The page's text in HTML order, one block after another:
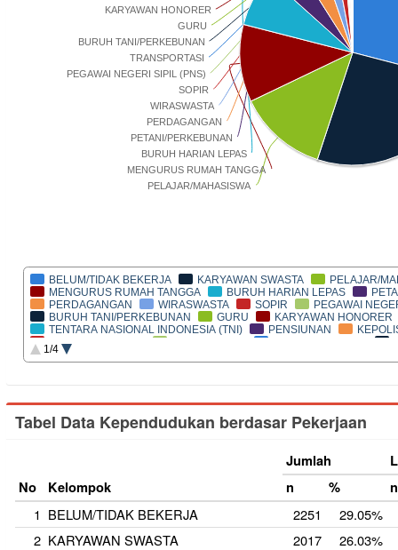
PELAJAR/MAHASISWA
MENGURUS RUMAH TANGGA
BURUH HARIAN LEPAS
PETANI/PERKEBUNAN
PERDAGANGAN
WIRASWASTA
SOPIR
PEGAWAI NEGERI SIPIL (PNS)
TRANSPORTASI
BURUH TANI/PERKEBUNAN
GURU
KARYAWAN HONORER
BELUM/TIDAK BEKERJA KARYAWAN SWASTA
PELAJAR/
MENGURUS RUMAH TANGGA
BURUH HARIAN LEPAS
PERDAGANGAN
WIRASWASTA SOPIR
PEGAWAI
BURUH TANI/PERKEBUNAN
GURU
KARYAWAN HONORER
TENTARA NASIONAL INDONESIA (TNI)
PENSIUNAN
PERANGKAT DESA
INDUSTRI
TUKANG SOL SEPATU
WARTAWAN WALIKOTA
PARANORMAL
MEKANIK PRESIDEN PENGACARA
DOSEN
PENELITI KONSTRUKSI
USTADZ/MUBALIGH
PENYIAR TELEVISI
PETERNAK TUKANG BATU
KARYAWAN
ANGGOTA DPRD PROVINSI
WAKIL BUPATI
PENTERJEMAH
DOKTER
BURUH
ANGGOTA MAHKAMAH KONSTITUSI
ARSITEK
PENATA
PIALANG
TUKANG GIGI PROMOTOR ACARA PELAUT
1/4
Tabel Data Kependudukan berdasar Pekerjaan
No Kelompok
Jumlah
n
%
n
1 BELUM/TIDAK BEKERJA 2251 29.05%
2 KARYAWAN SWASTA 2017 26.03%